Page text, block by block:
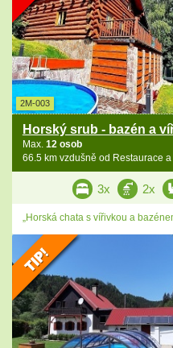
2M-003
Horský srub - bazén a
Max. 12 osob
66.5 km vzdušně od Restaurace
3x 2x
„Horská chata s vířivkou a